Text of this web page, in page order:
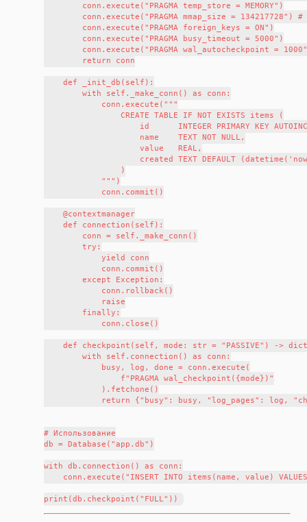
        conn.execute("PRAGMA temp_store = MEMORY")
conn.execute("PRAGMA mmap_size = 134217728") #
        conn.execute("PRAGMA foreign_keys = ON")
        conn.execute("PRAGMA busy_timeout = 5000")
conn.execute("PRAGMA wal_autocheckpoint =
        return conn
    def _init_db(self):
        with self._make_conn() as conn:
            conn.execute("""
                CREATE TABLE IF NOT EXISTS items (
id      INTEGER PRIMARY KEY
                    name    TEXT NOT NULL,
                    value   REAL,
created TEXT DEFAULT
                )
            """)
            conn.commit()
    @contextmanager
    def connection(self):
        conn = self._make_conn()
        try:
            yield conn
            conn.commit()
        except Exception:
            conn.rollback()
            raise
        finally:
            conn.close()
def checkpoint(self, mode: str = "PASSIVE") ->
        with self.connection() as conn:
            busy, log, done = conn.execute(
                f"PRAGMA wal_checkpoint({mode})"
            ).fetchone()
return {"busy": busy, "log_pages": log,
# Использование
db = Database("app.db")
with db.connection() as conn:
conn.execute("INSERT INTO items(name, value)